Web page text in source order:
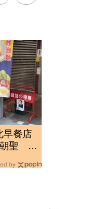
早餐店
朝聖 台
by